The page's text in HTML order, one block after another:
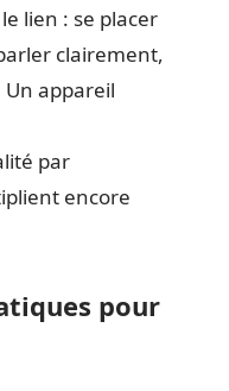
lien : se placer
clairement,
appareil
par
encore
pour